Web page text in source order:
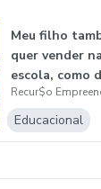
Meu filho
quer vender na
escola, como
ajudar?
Recur$o
Educacional